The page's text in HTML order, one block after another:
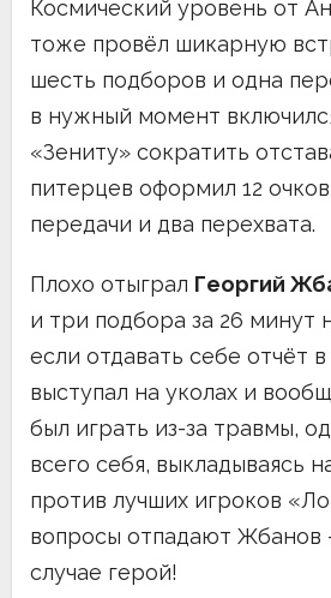
Космический уровень от
тоже провёл шикарную
шесть подборов и одна
в нужный момент
«Зениту» сократить
питерцев оформил 12
передачи и два перехвата.
Плохо отыграл Георгий
и три подбора за 26 минут
если отдавать себе отчёт
выступал на уколах и
был играть из-за травмы,
всего себя, выкладываясь
против лучших игроков
вопросы отпадают
случае герой!